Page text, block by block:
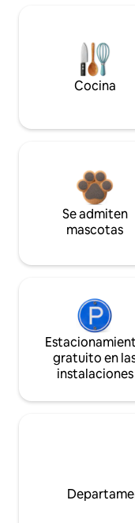
Cocina
Se admiten
mascotas
gratuito en
instalaciones